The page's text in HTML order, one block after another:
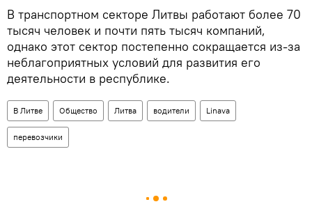
В транспортном секторе Литвы работают более 70
тысяч человек и почти пять тысяч компаний,
однако этот сектор постепенно сокращается из-за
неблагоприятных условий для развития его
деятельности в республике.
В Литве Общество Литва водители Linava
перевозчики